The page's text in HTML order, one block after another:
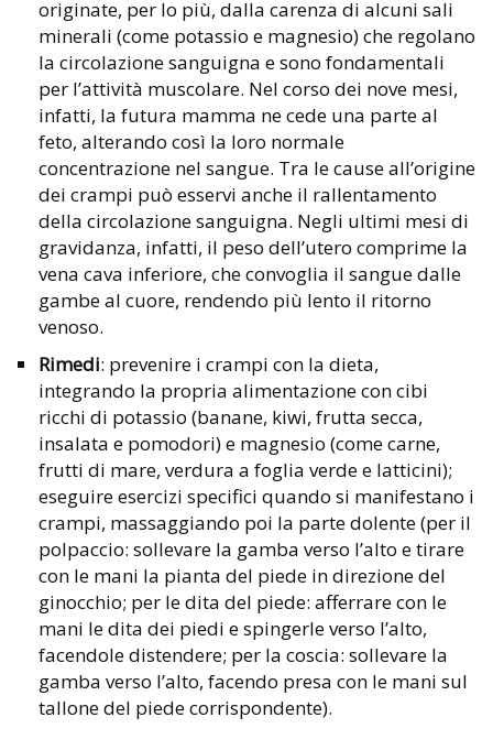
originate, per lo più, dalla carenza di alcuni sali
minerali (come potassio e magnesio) che regolano
la circolazione sanguigna e sono fondamentali
per l’attività muscolare. Nel corso dei nove mesi,
infatti, la futura mamma ne cede una parte al
feto, alterando così la loro normale
concentrazione nel sangue. Tra le cause all’origine
dei crampi può esservi anche il rallentamento
della circolazione sanguigna. Negli ultimi mesi di
gravidanza, infatti, il peso dell’utero comprime la
vena cava inferiore, che convoglia il sangue dalle
gambe al cuore, rendendo più lento il ritorno
venoso.
Rimedi: prevenire i crampi con la dieta,
integrando la propria alimentazione con cibi
ricchi di potassio (banane, kiwi, frutta secca,
insalata e pomodori) e magnesio (come carne,
frutti di mare, verdura a foglia verde e latticini);
eseguire esercizi specifici quando si manifestano i
crampi, massaggiando poi la parte dolente (per il
polpaccio: sollevare la gamba verso l’alto e tirare
con le mani la pianta del piede in direzione del
ginocchio; per le dita del piede: afferrare con le
mani le dita dei piedi e spingerle verso l’alto,
facendole distendere; per la coscia: sollevare la
gamba verso l’alto, facendo presa con le mani sul
tallone del piede corrispondente).